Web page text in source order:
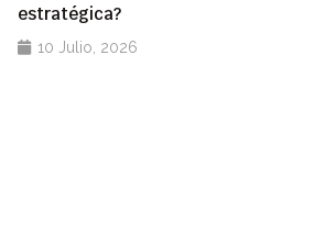
estratégica?
10 Julio, 2026